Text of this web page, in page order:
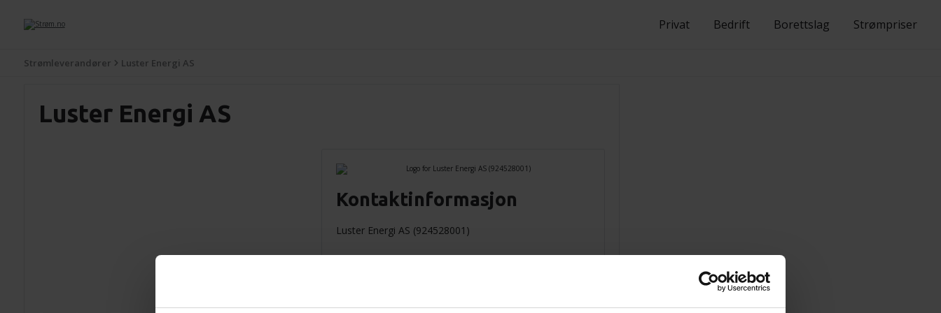
Privat Bedrift Borettslag Strømpriser
Strømleverandører Luster Energi AS
Luster Energi AS
Kontaktinformasjon
Luster Energi AS (924528001)